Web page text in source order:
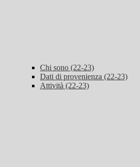
Chi sono (22-23)
Dati di provenienza (22-23)
Attività (22-23)